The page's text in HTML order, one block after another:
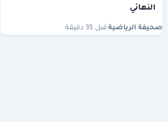
النهائي
صحيفة الرياضية قبل 35 دقيقة